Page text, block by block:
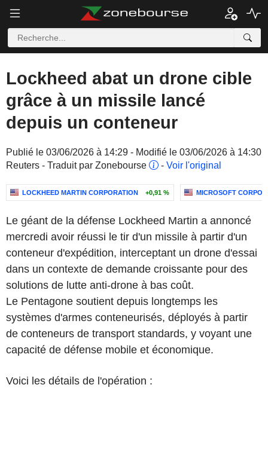
Lockheed abat un drone cible
grâce à un missile lancé
depuis un conteneur
Publié le 03/06/2026 à 14:29 - Modifié le 03/06/2026 à 14:30
Reuters - Traduit par Zonebourse
- Voir l'original
LOCKHEED MARTIN CORPORATION +0,91 % MICROSOFT
Le géant de la défense Lockheed Martin a annoncé
mercredi avoir réussi le tir d'un missile à partir d'un
conteneur d'expédition, interceptant un drone d'essai
dans un contexte de demande croissante pour des
solutions de lutte anti-drone à bas coût.
Le Pentagone soutient depuis longtemps les
systèmes d'armes conteneurisés, déployés à partir
de conteneurs de transport standards, y voyant une
capacité de défense mobile et économique.
Voici les détails de l'opération :